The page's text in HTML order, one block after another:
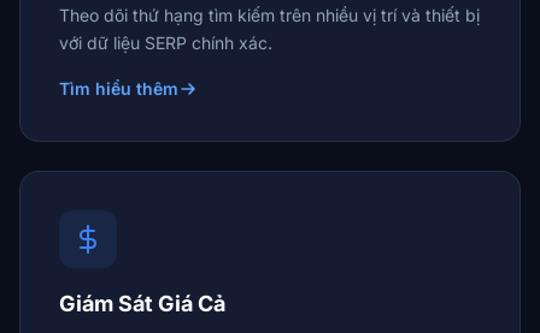
Theo dõi thứ hạng tìm kiếm trên nhiều vị trí và thiết bị
với dữ liệu SERP chính xác.
Tìm hiểu thêm
Giám Sát Giá Cả